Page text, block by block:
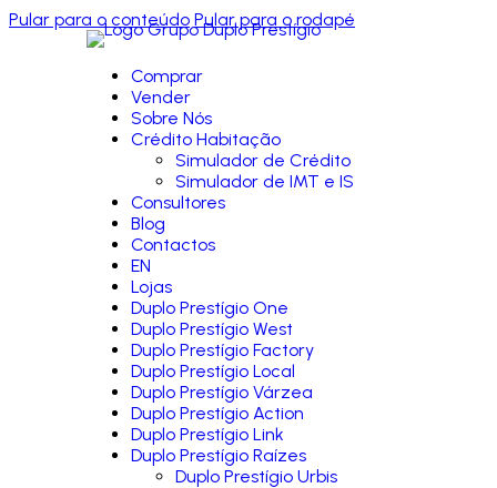
Pular para o conteúdo Pular para o rodapé
Comprar
Vender
Sobre Nós
Crédito Habitação
Simulador de Crédito
Simulador de IMT e IS
Consultores
Blog
Contactos
EN
Lojas
Duplo Prestígio One
Duplo Prestígio West
Duplo Prestígio Factory
Duplo Prestígio Local
Duplo Prestígio Várzea
Duplo Prestígio Action
Duplo Prestígio Link
Duplo Prestígio Raízes
Duplo Prestígio Urbis